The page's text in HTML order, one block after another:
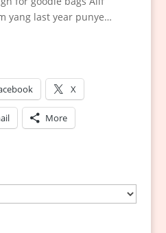
yang last year punye…
X
More